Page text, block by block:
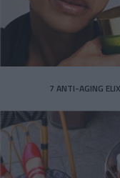
7 ANTI-AGING